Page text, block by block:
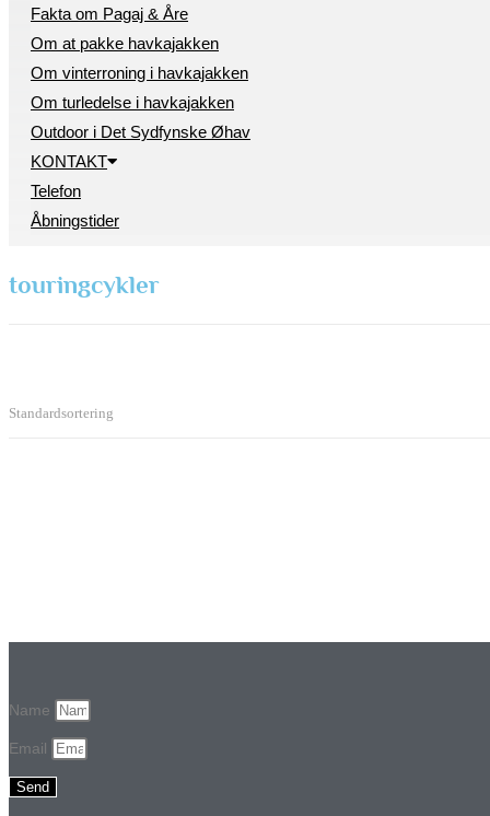
Fakta om Pagaj & Åre
Om at pakke havkajakken
Om vinterroning i havkajakken
Om turledelse i havkajakken
Outdoor i Det Sydfynske Øhav
KONTAKT
Telefon
Åbningstider
touringcykler
Standardsortering
Name
Email
Send